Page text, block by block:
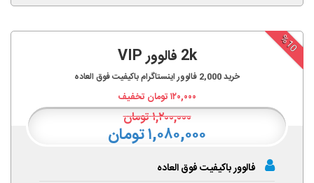
%10
2k فالوور VIP
خرید2,000 فالوور اینستاگرام باکیفیت فوق العاده
۱۲۰,۰۰۰تومان تخفیف
۱,۲۰۰,۰۰۰تومان
۱,۰۸۰,۰۰۰ تومان
فالوور باکیفیت فوق العاده